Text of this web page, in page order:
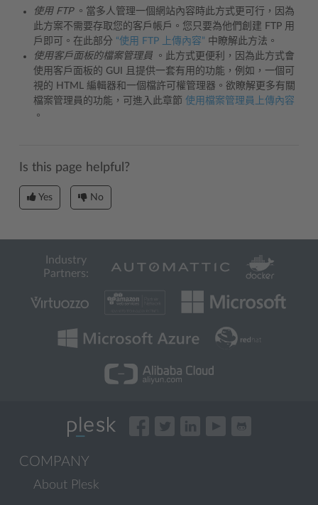
使用 FTP。當多人管理一個網站內容時此方式更可行，因為
此方案不需要存取您的客戶帳戶。您只要為他們創建 FTP 用
戶即可。在此部分 “使用 FTP 上傳內容” 中瞭解此方法。
使用客戶面板的檔案管理員 。此方式更便利，因為此方式會
使用客戶面板的 GUI 且提供一套有用的功能，例如，一個可
視的 HTML 編輯器和一個檔許可權管理器。欲瞭解更多有關
檔案管理員的功能，可進入此章節 使用檔案管理員上傳內容
。
Is this page helpful?
Yes No
Industry
Partners:
COMPANY
About Plesk